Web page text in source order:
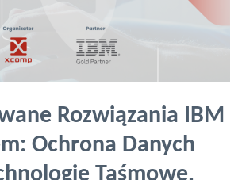
Rozwiązania IBM
Ochrona Danych
Taśmowe.